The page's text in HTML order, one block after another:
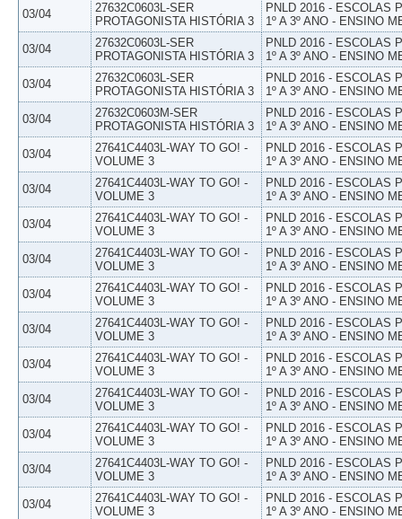
03/04
27632C0603L-SER
PROTAGONISTA HISTÓRIA 3
PNLD 2016 - ESCOLAS
1º A 3º ANO - ENSINO
03/04
27632C0603L-SER
PROTAGONISTA HISTÓRIA 3
PNLD 2016 - ESCOLAS
1º A 3º ANO - ENSINO
03/04
27632C0603L-SER
PROTAGONISTA HISTÓRIA 3
PNLD 2016 - ESCOLAS
1º A 3º ANO - ENSINO
03/04
27632C0603M-SER
PROTAGONISTA HISTÓRIA 3
PNLD 2016 - ESCOLAS
1º A 3º ANO - ENSINO
03/04
27641C4403L-WAY TO GO! -
VOLUME 3
PNLD 2016 - ESCOLAS
1º A 3º ANO - ENSINO
03/04
27641C4403L-WAY TO GO! -
VOLUME 3
PNLD 2016 - ESCOLAS
1º A 3º ANO - ENSINO
03/04
27641C4403L-WAY TO GO! -
VOLUME 3
PNLD 2016 - ESCOLAS
1º A 3º ANO - ENSINO
03/04
27641C4403L-WAY TO GO! -
VOLUME 3
PNLD 2016 - ESCOLAS
1º A 3º ANO - ENSINO
03/04
27641C4403L-WAY TO GO! -
VOLUME 3
PNLD 2016 - ESCOLAS
1º A 3º ANO - ENSINO
03/04
27641C4403L-WAY TO GO! -
VOLUME 3
PNLD 2016 - ESCOLAS
1º A 3º ANO - ENSINO
03/04
27641C4403L-WAY TO GO! -
VOLUME 3
PNLD 2016 - ESCOLAS
1º A 3º ANO - ENSINO
03/04
27641C4403L-WAY TO GO! -
VOLUME 3
PNLD 2016 - ESCOLAS
1º A 3º ANO - ENSINO
03/04
27641C4403L-WAY TO GO! -
VOLUME 3
PNLD 2016 - ESCOLAS
1º A 3º ANO - ENSINO
03/04
27641C4403L-WAY TO GO! -
VOLUME 3
PNLD 2016 - ESCOLAS
1º A 3º ANO - ENSINO
03/04
27641C4403L-WAY TO GO! -
VOLUME 3
PNLD 2016 - ESCOLAS
1º A 3º ANO - ENSINO